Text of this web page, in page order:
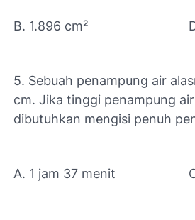
B. 1.896 cm²
5. Sebuah penampung air
cm. Jika tinggi penampung
dibutuhkan mengisi penuh
A. 1 jam 37 menit